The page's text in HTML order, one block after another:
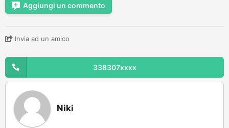
Aggiungi un commento
Invia ad un amico
338307xxxx
Niki